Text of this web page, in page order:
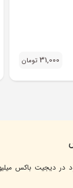
31,000 تومان
در دیجیت باکس